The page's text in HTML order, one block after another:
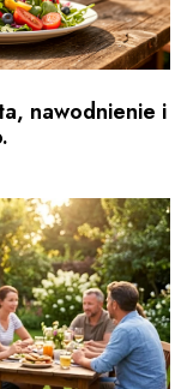
nawodnienie i